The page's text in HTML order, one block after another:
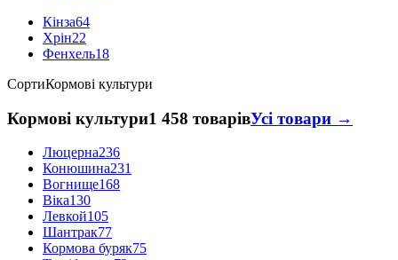
Кінза64
Хрін22
Фенхель18
СортиКормові культури
Кормові культури1 458 товарівУсі товари →
Люцерна236
Конюшина231
Вогнище168
Віка130
Левкой105
Шантрак77
Кормова буряк75